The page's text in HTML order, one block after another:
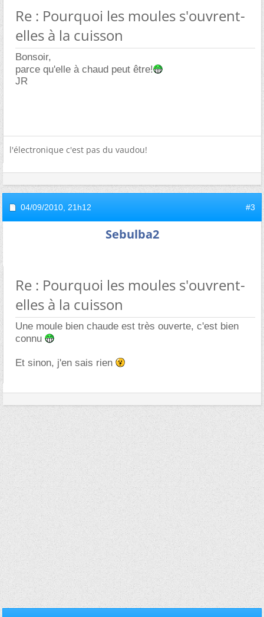
Re : Pourquoi les moules s'ouvrent-
elles à la cuisson
Bonsoir,
parce qu'elle à chaud peut être!
JR
l'électronique c'est pas du vaudou!
04/09/2010, 21h12 #3
Sebulba2
Re : Pourquoi les moules s'ouvrent-
elles à la cuisson
Une moule bien chaude est très ouverte, c'est bien
connu
Et sinon, j'en sais rien